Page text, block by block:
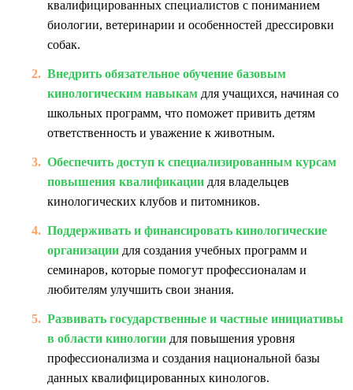
квалифицированных специалистов с пониманием
биологии, ветеринарии и особенностей дрессировки
собак.
Внедрить обязательное обучение базовым
кинологическим навыкам для учащихся, начиная со
школьных программ, что поможет привить детям
ответственность и уважение к животным.
Обеспечить доступ к специализированным курсам
повышения квалификации для владельцев
кинологических клубов и питомников.
Поддерживать и финансировать кинологические
организации для создания учебных программ и
семинаров, которые помогут профессионалам и
любителям улучшить свои знания.
Развивать государственные и частные инициативы
в области кинологии для повышения уровня
профессионализма и создания национальной базы
данных квалифицированных кинологов.